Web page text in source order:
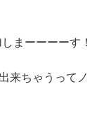
まーーーーす！
来ちゃうってノ